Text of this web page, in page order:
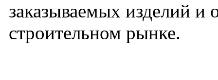
заказываемых изделий и
строительном рынке.